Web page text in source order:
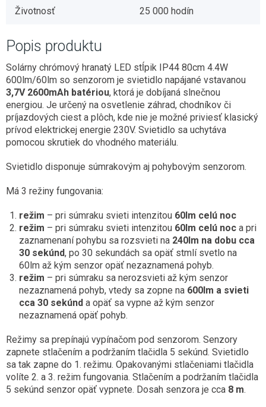
Životnosť 25 000 hodín
Popis produktu
Solárny chrómový hranatý LED stĺpik IP44 80cm 4.4W
600lm/60lm so senzorom je svietidlo napájané vstavanou
3,7V 2600mAh batériou, ktorá je dobíjaná slnečnou
energiou. Je určený na osvetlenie záhrad, chodníkov či
príjazdových ciest a plôch, kde nie je možné priviesť klasický
prívod elektrickej energie 230V. Svietidlo sa uchytáva
pomocou skrutiek do vhodného materiálu.
Svietidlo disponuje súmrakovým aj pohybovým senzorom.
Má 3 režiny fungovania:
režim – pri súmraku svieti intenzitou 60lm celú noc
režim – pri súmraku svieti intenzitou 60lm celú noc a pri
zaznamenaní pohybu sa rozsvieti na 240lm na dobu cca
30 sekúnd, po 30 sekundách sa opäť stmlí svetlo na
60lm až kým senzor opäť nezaznamená pohyb.
režim – pri súmraku sa nerozsvieti až kým senzor
nezaznamená pohyb, vtedy sa zopne na 600lm a svieti
cca 30 sekúnd a opäť sa vypne až kým senzor
nezaznamená opäť pohyb.
Režimy sa prepínajú vypínačom pod senzorom. Senzory
zapnete stlačením a podržaním tlačidla 5 sekúnd. Svietidlo
sa tak zapne do 1. režimu. Opakovanými stlačeniami tlačidla
volíte 2. a 3. režim fungovania. Stlačením a podržaním tlačidla
5 sekúnd senzor opäť vypnete. Dosah senzora je cca 8 m.